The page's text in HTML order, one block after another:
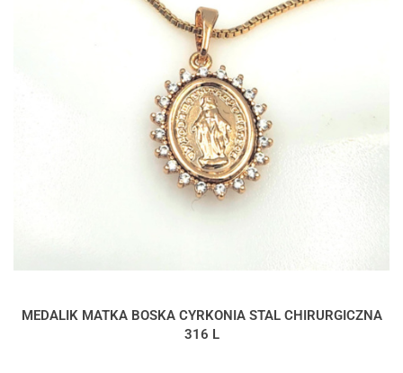
MEDALIK MATKA BOSKA CYRKONIA STAL CHIRURGICZNA
316 L